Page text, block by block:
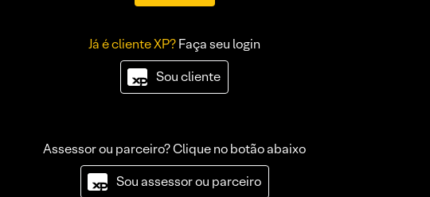
Já é cliente XP?Faça seu login
Sou cliente
Assessor ou parceiro? Clique no botão abaixo
Sou assessor ou parceiro